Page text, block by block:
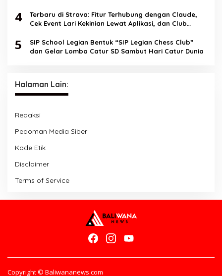
4
Terbaru di Strava: Fitur Terhubung dengan Claude,
Cek Event Lari Kekinian Lewat Aplikasi, dan Club
5
SIP School Legian Bentuk “SIP Legian Chess Club”
dan Gelar Lomba Catur SD Sambut Hari Catur Dunia
Halaman Lain:
Redaksi
Pedoman Media Siber
Kode Etik
Disclaimer
Terms of Service
Copyright © Baliwananews.com